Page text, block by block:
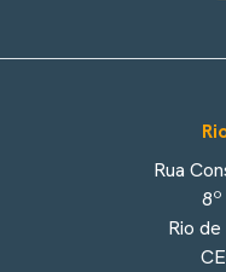
Rua
Rio